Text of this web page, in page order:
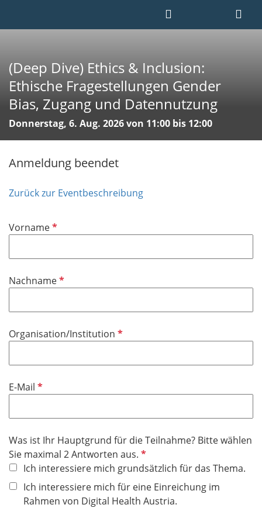
(Deep Dive) Ethics & Inclusion:
Ethische Fragestellungen Gender
Bias, Zugang und Datennutzung
Donnerstag, 6. Aug. 2026 von 11:00 bis 12:00
Anmeldung beendet
Zurück zur Eventbeschreibung
VornameP
c
t
e
d
NachnameP
c
t
e
d
Organisation/Institution P
t
e
l
d
E-Mail P
c
h
t
f
e
Was ist Ihr Hauptgrund für die Teilnahme? Bitte wählen
Sie maximal 2 Antworten aus. P
f
l
Ich interessiere mich grundsätzlich für das Thema.
Ich interessiere mich für eine Einreichung im
Rahmen von Digital Health Austria.